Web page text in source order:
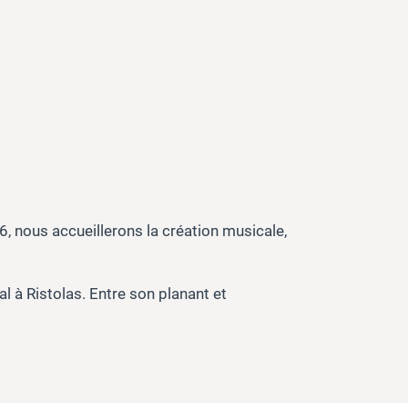
nous accueillerons la création musicale,
à Ristolas. Entre son planant et